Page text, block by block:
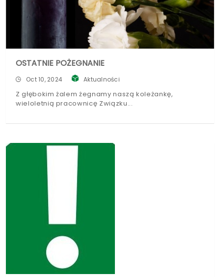
OSTATNIE POŻEGNANIE
Oct 10, 2024 Aktualności
Z głębokim żalem żegnamy naszą koleżankę,
wieloletnią pracownicę Związku